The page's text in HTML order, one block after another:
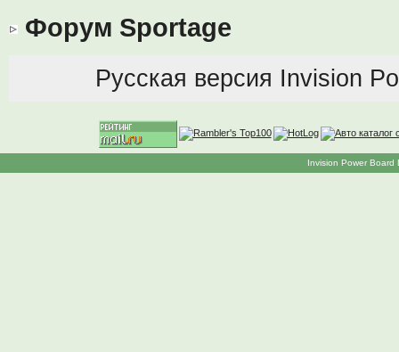
Форум Sportage
Русская версия Invision
Invision Power